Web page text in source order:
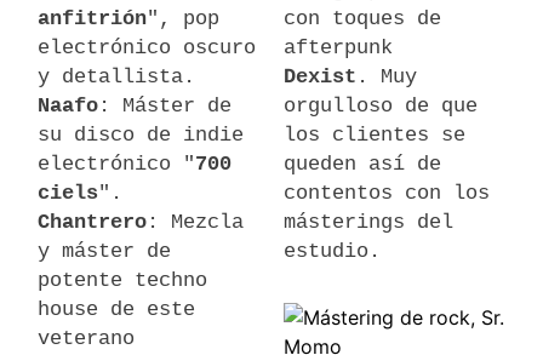
anfitrión", pop
electrónico oscuro
y detallista.
Naafo : Máster de
su disco de indie
electrónico "700
ciels".
Chantrero : Mezcla
y máster de
potente techno
house de este
veterano
con toques de
afterpunk
Dexist . Muy
orgulloso de que
los clientes se
queden así de
contentos con los
másterings del
estudio.